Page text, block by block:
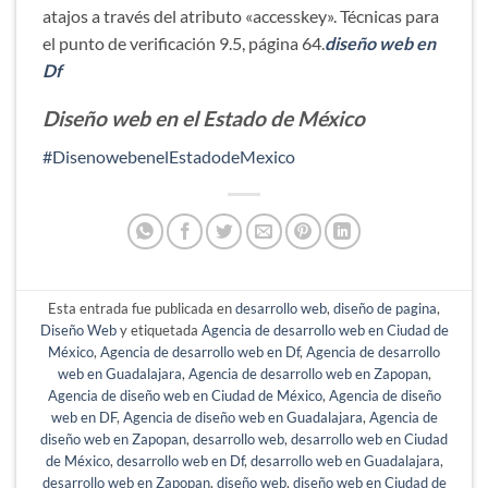
atajos a través del atributo «accesskey». Técnicas para
el punto de verificación 9.5, página 64. diseño web en
Df
Diseño web en el Estado de México
#DisenowebenelEstadodeMexico
Esta entrada fue publicada endesarrollo web,diseño de pagina,
Diseño Weby etiquetada Agencia de desarrollo web en Ciudad de
México,Agencia de desarrollo web en Df,Agencia de desarrollo
web en Guadalajara,Agencia de desarrollo web en Zapopan,
Agencia de diseño web en Ciudad de México,Agencia de diseño
web en DF,Agencia de diseño web en Guadalajara,Agencia de
diseño web en Zapopan,desarrollo web,desarrollo web en Ciudad
de México,desarrollo web en Df,desarrollo web en Guadalajara,
desarrollo web en Zapopan,diseño web,diseño web en Ciudad de